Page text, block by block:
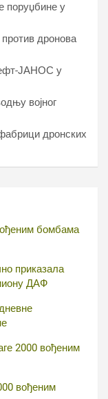
поруџбине у
дронова
ЈАНОС у
војног
дронских
бомбама
приказала
ДАФ
2000 вођеним
вођеним